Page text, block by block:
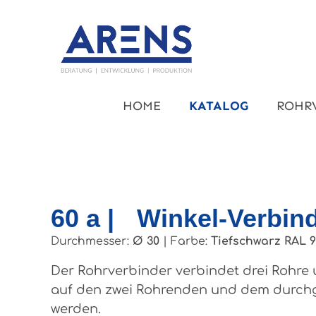
Hauptinhalt springen
Zur Hauptnavigation springen
HOME KATALOG
60 a | Winkel-
Durchmesser: Ø 30 Farbe: Tiefschwarz RAL
Der Rohrverbinder verbindet drei Rohre
auf den zwei Rohrenden und dem
werden.